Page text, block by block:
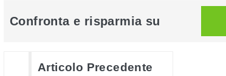
Confronta e risparmia su
Articolo Precedente